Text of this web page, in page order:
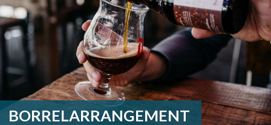
BORRELARRANGEMENT